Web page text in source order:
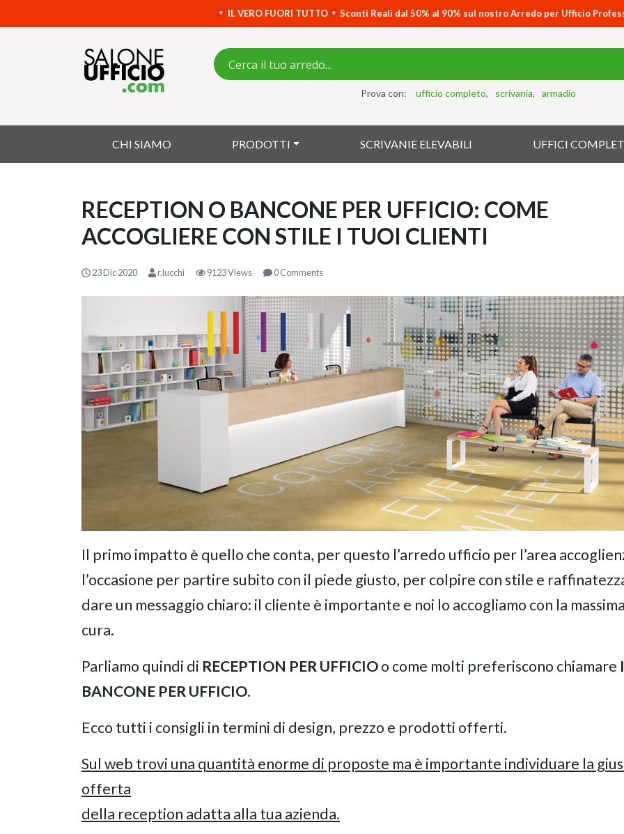
IL VERO FUORI TUTTO Sconti Reali dal 50% al 90% sul nostro Arredo per Ufficio
Prova con: ufficio completo scrivania armadio
CHI SIAMO PRODOTTI SCRIVANIE ELEVABILI UFFICI
RECEPTION O BANCONE PER UFFICIO: COME
ACCOGLIERE CON STILE I TUOI CLIENTI
23 Dic 2020 r.lucchi 9123 Views 0 Comments
Il primo impatto è quello che conta, per questo l’arredo ufficio per l’area
l’occasione per partire subito con il piede giusto, per colpire con stile e
dare un messaggio chiaro: il cliente è importante e noi lo accogliamo con la
cura.
Parliamo quindi di RECEPTION PER UFFICIOo come molti preferiscono chiamare
BANCONE PER UFFICIO.
Ecco tutti i consigli in termini di design, prezzo e prodotti offerti.
Sul web trovi una quantità enorme di proposte ma è importante individuare la
offerta
della reception adatta alla tua azienda.